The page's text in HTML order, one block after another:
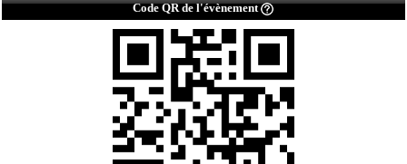
Code QR de l'évènement